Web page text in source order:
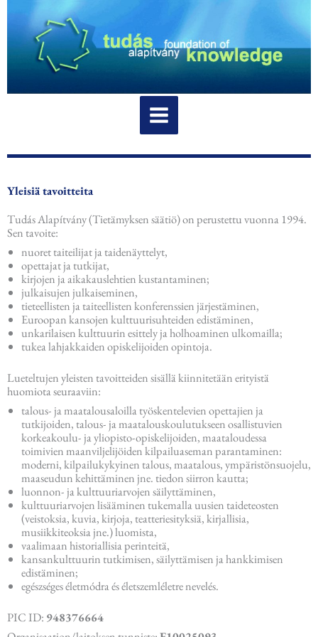
Yleisiä tavoitteita
Tudás Alapítvány (Tietämyksen säätiö) on perustettu vuonna 1994.
Sen tavoite:
nuoret taiteilijat ja taidenäyttelyt,
opettajat ja tutkijat,
kirjojen ja aikakauslehtien kustantaminen;
julkaisujen julkaiseminen,
tieteellisten ja taiteellisten konferenssien järjestäminen,
Euroopan kansojen kulttuurisuhteiden edistäminen,
unkarilaisen kulttuurin esittely ja holhoaminen ulkomailla;
tukea lahjakkaiden opiskelijoiden opintoja.
Lueteltujen yleisten tavoitteiden sisällä kiinnitetään erityistä
huomiota seuraaviin:
talous- ja maatalousaloilla työskentelevien opettajien ja
tutkijoiden, talous- ja maatalouskoulutukseen osallistuvien
korkeakoulu- ja yliopisto-opiskelijoiden, maataloudessa
toimivien maanviljelijöiden kilpailuaseman parantaminen:
moderni, kilpailukykyinen talous, maatalous, ympäristönsuojelu,
maaseudun kehittäminen jne. tiedon siirron kautta;
luonnon- ja kulttuuriarvojen säilyttäminen,
kulttuuriarvojen lisääminen tukemalla uusien taideteosten
(veistoksia, kuvia, kirjoja, teatteriesityksiä, kirjallisia,
musiikkiteoksia jne.) luomista,
vaalimaan historiallisia perinteitä,
kansankulttuurin tutkimisen, säilyttämisen ja hankkimisen
edistäminen;
egészséges életmódra és életszemléletre nevelés.
PIC ID: 948376664